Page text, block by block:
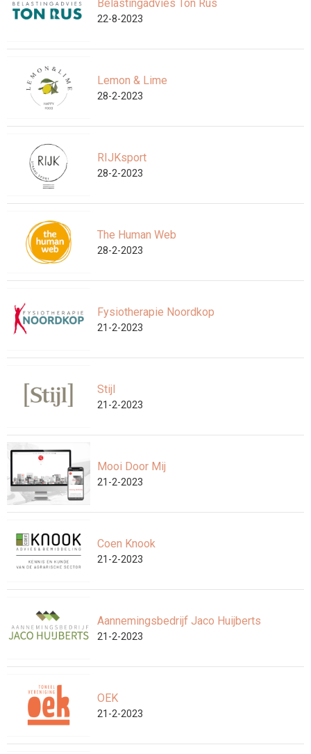
Belastingadvies Ton Rus
22-8-2023
Lemon & Lime
28-2-2023
RIJKsport
28-2-2023
The Human Web
28-2-2023
Fysiotherapie Noordkop
21-2-2023
Stijl
21-2-2023
Mooi Door Mij
21-2-2023
Coen Knook
21-2-2023
Aannemingsbedrijf Jaco Huijberts
21-2-2023
OEK
21-2-2023